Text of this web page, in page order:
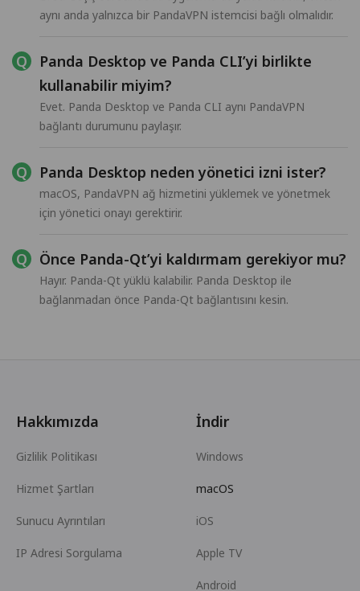
aynı anda yalnızca bir PandaVPN istemcisi bağlı olmalıdır.
Panda Desktop ve Panda CLI’yi birlikte
kullanabilir miyim?
Evet. Panda Desktop ve Panda CLI aynı PandaVPN
bağlantı durumunu paylaşır.
Panda Desktop neden yönetici izni ister?
macOS, PandaVPN ağ hizmetini yüklemek ve yönetmek
için yönetici onayı gerektirir.
Önce Panda-Qt’yi kaldırmam gerekiyor mu?
Hayır. Panda-Qt yüklü kalabilir. Panda Desktop ile
bağlanmadan önce Panda-Qt bağlantısını kesin.
Hakkımızda
Gizlilik Politikası
Hizmet Şartları
Sunucu Ayrıntıları
IP Adresi Sorgulama
İndir
Windows
macOS
iOS
Apple TV
Android